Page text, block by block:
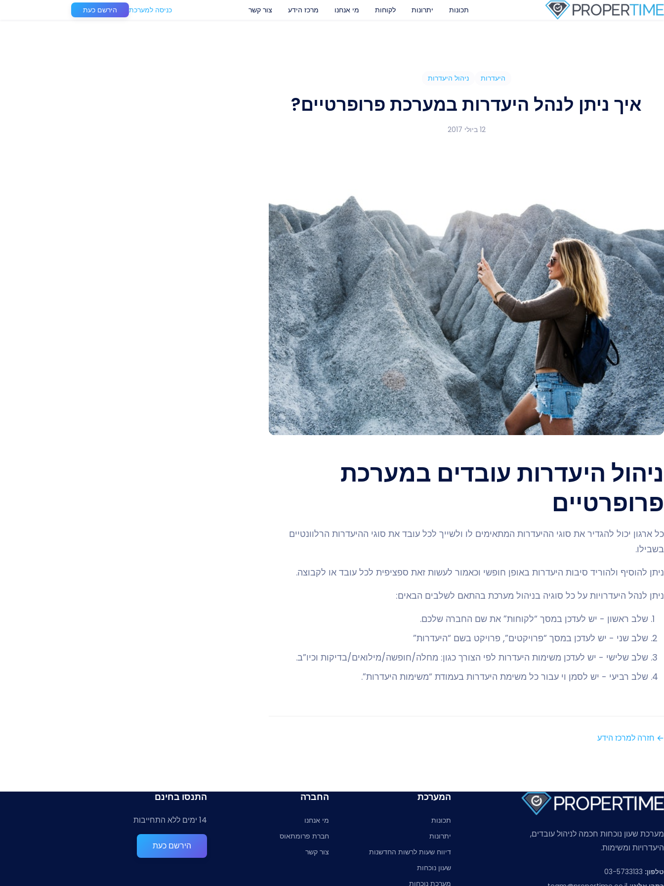
תכונות יתרונות לקוחות מי אנחנו מרכז הידע צור קשר כניסה למערכת הירשם כעת
היעדרות ניהול היעדרות
איך ניתן לנהל היעדרות במערכת פרופרטיים?
12 ביולי 2017
ניהול היעדרות עובדים במערכת
פרופרטיים
כל ארגון יכול להגדיר את סוגי ההיעדרות המתאימים לו ולשייך לכל עובד את סוגי ההיעדרות הרלוונטיים
בשבילו.
ניתן להוסיף ולהוריד סיבות היעדרות באופן חופשי וכאמור לעשות זאת ספציפית לכל עובד או לקבוצה.
ניתן לנהל היעדרויות על כל סוגיה בניהול מערכת בהתאם לשלבים הבאים:
שלב ראשון - יש לעדכן במסך “לקוחות” את שם החברה שלכם.
שלב שני - יש לעדכן במסך “פרויקטים”, פרויקט בשם “היעדרות”
שלב שלישי - יש לעדכן משימות היעדרות לפי הצורך כגון: מחלה/חופשה/מילואים/בדיקות וכיו”ב.
שלב רביעי - יש לסמן וי עבור כל משימת היעדרות בעמודת “משימות היעדרות”.
← חזרה למרכז הידע
מערכת שעון נוכחות חכמה לניהול עובדים,
היעדרויות ומשימות.
טלפון: 03-5733133
המערכת
תכונות
יתרונות
דיווח שעות לרשות החדשנות
שעון נוכחות
מערכת נוכחות
החברה
מי אנחנו
חברת פרומתאוס
צור קשר
התנסו בחינם
14 ימים ללא התחייבות
הירשם כעת